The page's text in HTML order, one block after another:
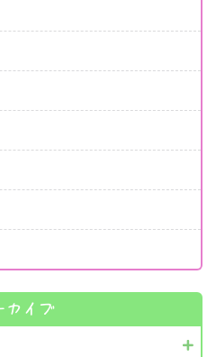
カイブ